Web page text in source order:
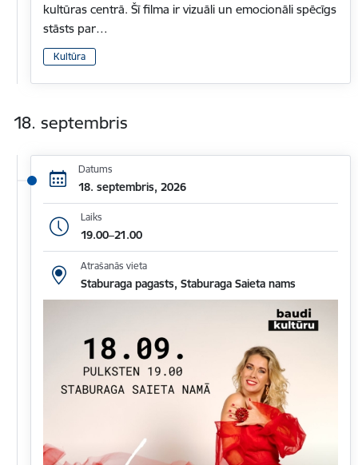
kultūras centrā. Šī filma ir vizuāli un emocionāli spēcīgs
stāsts par…
Kultūra
18. septembris
Datums
18. septembris, 2026
Laiks
19.00–21.00
Atrašanās vieta
Staburaga pagasts, Staburaga Saieta nams